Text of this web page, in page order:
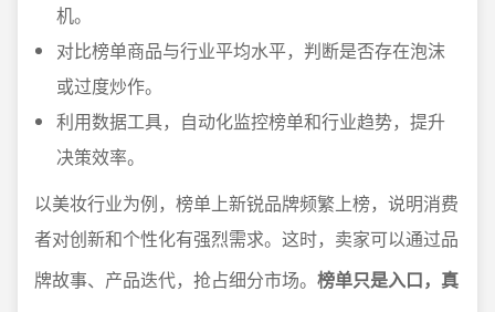
机。
对比榜单商品与行业平均水平，判断是否存在泡沫
或过度炒作。
利用数据工具，自动化监控榜单和行业趋势，提升
决策效率。
以美妆行业为例，榜单上新锐品牌频繁上榜，说明消费
者对创新和个性化有强烈需求。这时，卖家可以通过品
牌故事、产品迭代，抢占细分市场。 榜单只是入口，真